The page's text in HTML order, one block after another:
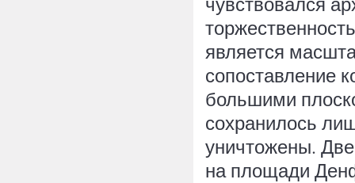
является
сопоставление
большими
сохранилось
уничтожены.
на площади